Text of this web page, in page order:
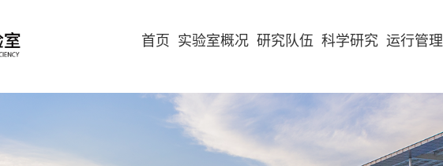
首页 实验室概况 研究队伍 科学研究 运行管理